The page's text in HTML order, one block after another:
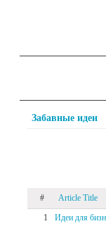
Забавные идеи
#
Article Title
1
Идеи для